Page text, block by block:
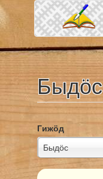
Skip to main content
Быдӧс
Гижӧд
Быдӧс